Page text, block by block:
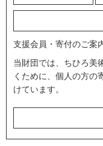
支援会員・寄付のご案
当財団では、ちひろ美
くために、個人の方の
けています。